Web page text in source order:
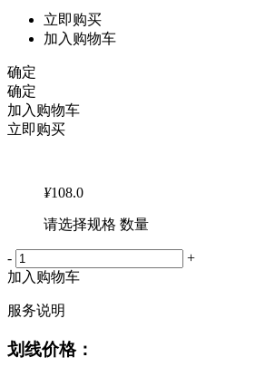
立即购买
加入购物车
确定
确定
加入购物车
立即购买
¥108.0
请选择规格 数量
-
+
加入购物车
服务说明
划线价格：